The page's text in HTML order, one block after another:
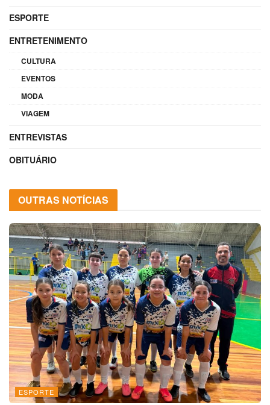
ESPORTE
ENTRETENIMENTO
CULTURA
EVENTOS
MODA
VIAGEM
ENTREVISTAS
OBITUÁRIO
OUTRAS NOTÍCIAS
ESPORTE